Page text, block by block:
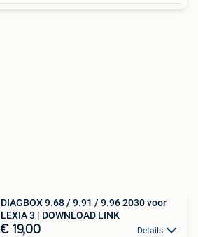
DIAGBOX 9.68 / 9.91 / 9.96 2030 voor
LEXIA 3 | DOWNLOAD LINK
€ 19,00 Details